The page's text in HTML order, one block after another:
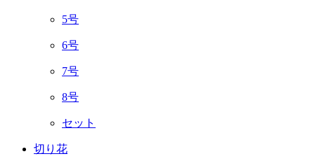
5号
6号
7号
8号
セット
切り花